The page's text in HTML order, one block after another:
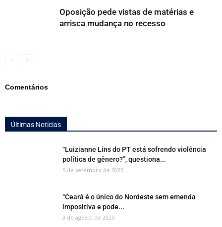
Oposição pede vistas de matérias e
arrisca mudança no recesso
Comentários
Últimas Notícias
“Luizianne Lins do PT está sofrendo violência
política de gênero?”, questiona...
5 de setembro de 2023
“Ceará é o único do Nordeste sem emenda
impositiva e pode...
3 de agosto de 2023